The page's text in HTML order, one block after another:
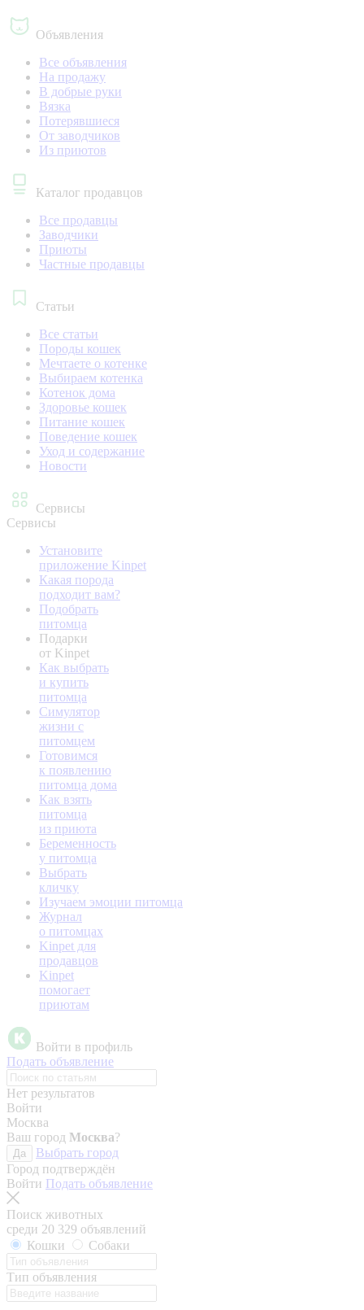
Объявления
Все объявления
На продажу
В добрые руки
Вязка
Потерявшиеся
От заводчиков
Из приютов
Каталог продавцов
Все продавцы
Заводчики
Приюты
Частные продавцы
Статьи
Все статьи
Породы кошек
Мечтаете о котенке
Выбираем котенка
Котенок дома
Здоровье кошек
Питание кошек
Поведение кошек
Уход и содержание
Новости
Сервисы
Сервисы
Установите
приложение Kinpet
Какая порода
подходит вам?
Подобрать
питомца
Подарки
от Kinpet
Как выбрать
и купить
питомца
Симулятор
жизни с
питомцем
Готовимся
к появлению
питомца дома
Как взять
питомца
из приюта
Беременность
у питомца
Выбрать
кличку
Изучаем эмоции питомца
Журнал
о питомцах
Kinpet для
продавцов
Kinpet
помогает
приютам
Войти в профиль
Подать объявление
Нет результатов
Войти
Москва
Ваш город Москва?
Да
Выбрать город
Город подтверждён
Войти Подать объявление
Поиск животных
среди 20 329 объявлений
Кошки
Собаки
Тип объявления